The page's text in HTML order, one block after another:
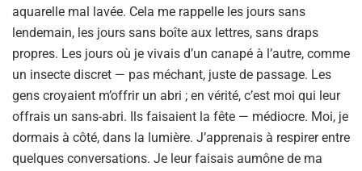
aquarelle mal lavée. Cela me rappelle les jours sans
lendemain, les jours sans boîte aux lettres, sans draps
propres. Les jours où je vivais d’un canapé à l’autre, comme
un insecte discret — pas méchant, juste de passage. Les
gens croyaient m’offrir un abri ; en vérité, c’est moi qui leur
offrais un sans-abri. Ils faisaient la fête — médiocre. Moi, je
dormais à côté, dans la lumière. J’apprenais à respirer entre
quelques conversations. Je leur faisais aumône de ma